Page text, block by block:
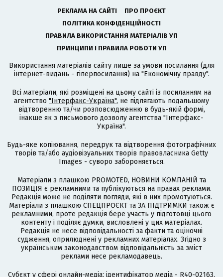
РЕКЛАМА НА САЙТІ
ПРО ПРОЄКТ
ПОЛІТИКА КОНФІДЕНЦІЙНОСТІ
ПРАВИЛА ВИКОРИСТАННЯ МАТЕРІАЛІВ УП
ПРИНЦИПИ І ПРАВИЛА РОБОТИ УП
Використання матеріалів сайту лише за умови посилання (для
інтернет-видань - гіперпосилання) на "Економічну правду".
Всі матеріали, які розміщені на цьому сайті із посиланням на
агентство "Інтерфакс-Україна", не підлягають подальшому
відтворенню та/чи розповсюдженню в будь-якій формі,
інакше як з письмового дозволу агентства "Інтерфакс-
Україна".
Будь-яке копіювання, передрук та відтворення фотографічних
творів та/або аудіовізуальних творів правовласника Getty
Images - суворо забороняється.
Матеріали з плашкою PROMOTED, НОВИНИ КОМПАНІЙ та
ПОЗИЦІЯ є рекламними та публікуються на правах реклами.
Редакція може не поділяти погляди, які в них промотуються.
Матеріали з плашкою СПЕЦПРОЄКТ та ЗА ПІДТРИМКИ також є
рекламними, проте редакція бере участь у підготовці цього
контенту і поділяє думки, висловлені у цих матеріалах.
Редакція не несе відповідальності за факти та оціночні
судження, оприлюднені у рекламних матеріалах. Згідно з
українським законодавством відповідальність за зміст
реклами несе рекламодавець.
Cубєкт у сфері онлайн-медіа; ідентифікатор медіа - R40-02163.